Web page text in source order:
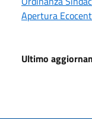
Apertura
Ultimo